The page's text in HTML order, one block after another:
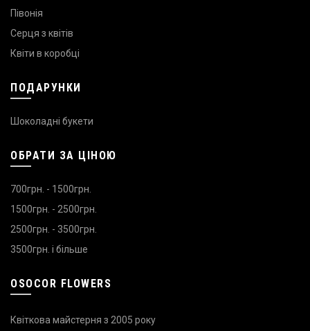
Півонія
Серця з квітів
Квіти в коробці
ПОДАРУНКИ
Шоколадні букети
ОБРАТИ ЗА ЦІНОЮ
700грн. - 1500грн.
1500грн. - 2500грн.
2500грн. - 3500грн.
3500грн. і більше
OSOCOR FLOWERS
Квіткова майстерня з 2005 року